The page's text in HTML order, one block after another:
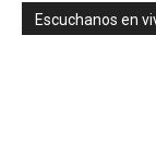
Escuchanos en